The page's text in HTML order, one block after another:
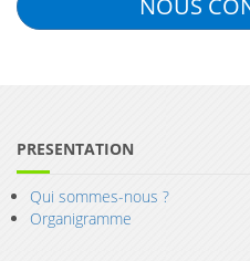
NOUS
PRESENTATION
Qui sommes-nous ?
Organigramme